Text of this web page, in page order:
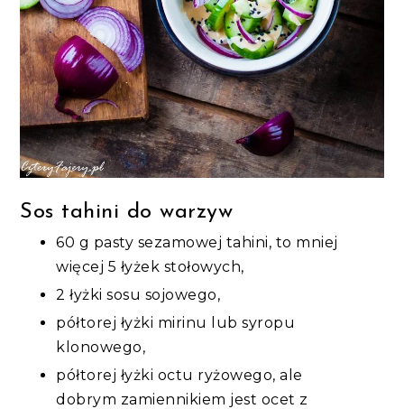
Sos tahini do warzyw
60 g pasty sezamowej tahini, to mniej
więcej 5 łyżek stołowych,
2 łyżki sosu sojowego,
półtorej łyżki mirinu lub syropu
klonowego,
półtorej łyżki octu ryżowego, ale
dobrym zamiennikiem jest ocet z